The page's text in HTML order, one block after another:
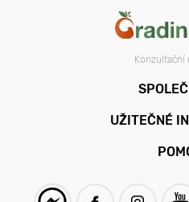
Konzultační
UŽITEČNÉ